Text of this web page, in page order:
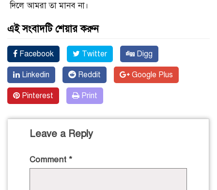
দিলে আমরা তা মানব না।
এই সংবাদটি শেয়ার করুন
Facebook Twitter Digg
Linkedin Reddit Google Plus
Pinterest Print
Leave a Reply
Comment *